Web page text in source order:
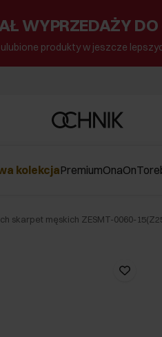
WYPRZEDAŻY
produkty w jeszcze
kolekcjaPremiumOnaOn
skarpet męskich ZESMT-0060-